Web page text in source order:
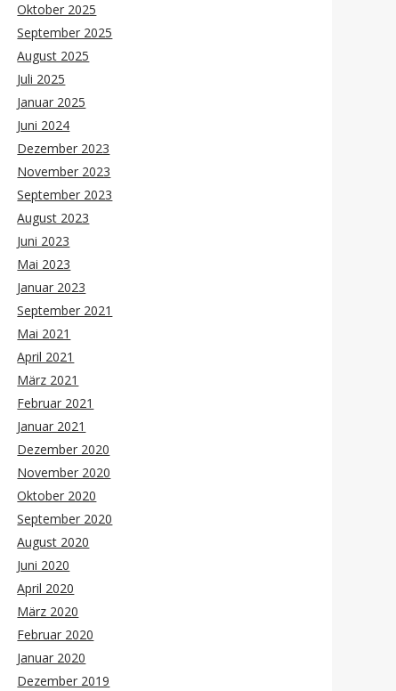
Oktober 2025
September 2025
August 2025
Juli 2025
Januar 2025
Juni 2024
Dezember 2023
November 2023
September 2023
August 2023
Juni 2023
Mai 2023
Januar 2023
September 2021
Mai 2021
April 2021
März 2021
Februar 2021
Januar 2021
Dezember 2020
November 2020
Oktober 2020
September 2020
August 2020
Juni 2020
April 2020
März 2020
Februar 2020
Januar 2020
Dezember 2019